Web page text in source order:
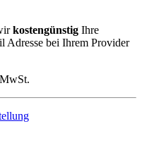
kostengünstig Ihre
Adresse bei Ihrem Provider